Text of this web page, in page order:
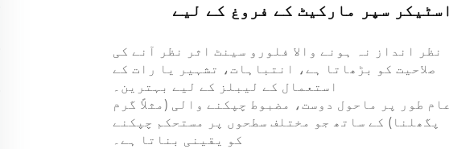
اسٹیکر سپر مارکیٹ کے فروغ کے لیے
نظر انداز نہ ہونے والا فلورو سینٹ اثر نظر آنے کی
صلاحیت کو بڑھاتا ہے، انتباہات، تشہیر یا رات کے
استعمال کے لیبلز کے لیے بہترین۔
عام طور پر ماحول دوست، مضبوط چپکنے والی (مثلاً گرم
پگھلنا) کے ساتھ جو مختلف سطحوں پر مستحکم چپکنے
کو یقینی بناتا ہے۔